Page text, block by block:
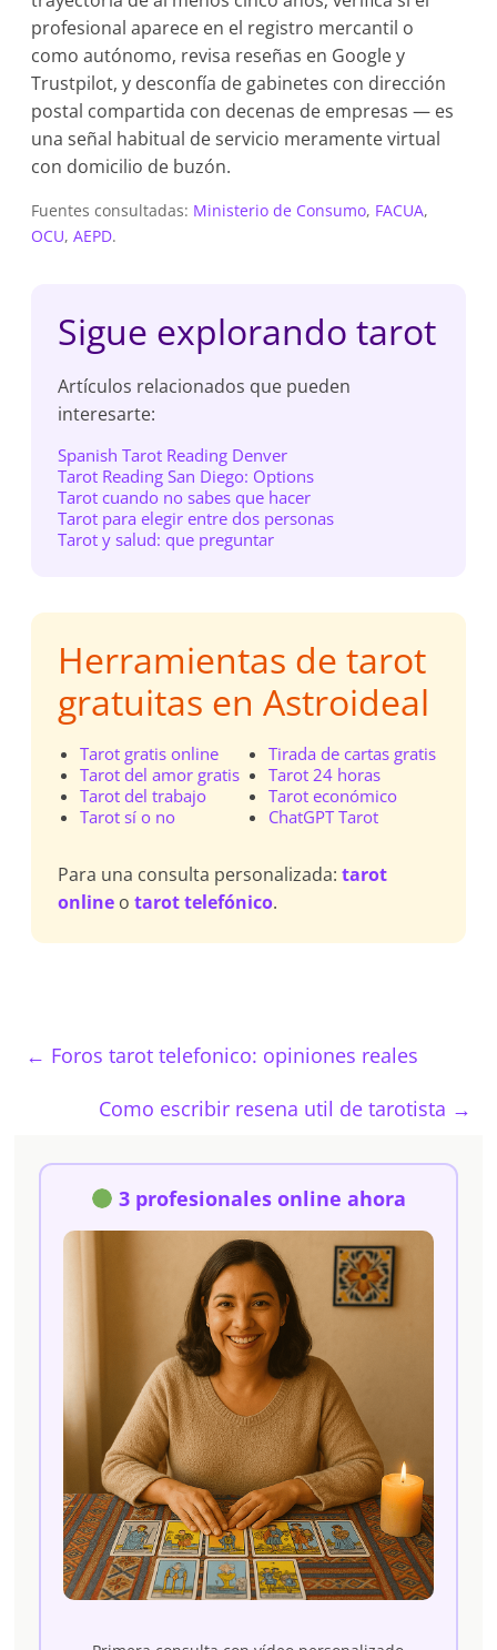
profesional aparece en el registro mercantil o
como autónomo, revisa reseñas en Google y
Trustpilot, y desconfía de gabinetes con dirección
postal compartida con decenas de empresas — es
una señal habitual de servicio meramente virtual
con domicilio de buzón.
Fuentes consultadas: Ministerio de Consumo, FACUA,
OCU,AEPD.
Sigue explorando tarot
Artículos relacionados que pueden
interesarte:
Spanish Tarot Reading Denver
Tarot Reading San Diego: Options
Tarot cuando no sabes que hacer
Tarot para elegir entre dos personas
Tarot y salud: que preguntar
Herramientas de tarot
gratuitas en Astroideal
Tarot gratis online
Tarot del amor gratis
Tarot del trabajo
Tarot sí o no
Tirada de cartas gratis
Tarot 24 horas
Tarot económico
ChatGPT Tarot
Para una consulta personalizada:tarot
online otarot telefónico.
← Foros tarot telefonico: opiniones reales
Como escribir resena util de tarotista →
3 profesionales online ahora